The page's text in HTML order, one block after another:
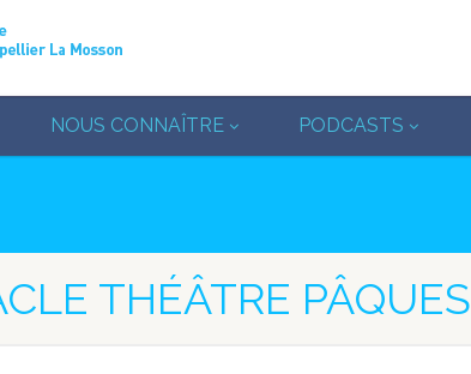
NOUS CONNAÎTRE PODCASTS
THÉÂTRE PÂQUES